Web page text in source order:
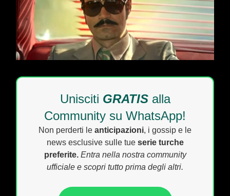
Unisciti GRATISalla
Community su WhatsApp!
Non perderti le anticipazioni, i gossip e le
news esclusive sulle tue serie turche
preferite. Entra nella nostra community
ufficiale e scopri tutto prima degli altri.